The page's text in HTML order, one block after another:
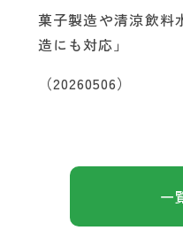
菓子製造や清涼飲料
造にも対応」
（20260506）
一